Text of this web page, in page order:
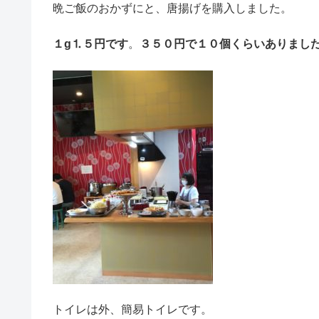
晩ご飯のおかずにと、唐揚げを購入しました。
１g⒈５円です。 ３５０円で１０個くらいありまし
トイレは外、簡易トイレです。